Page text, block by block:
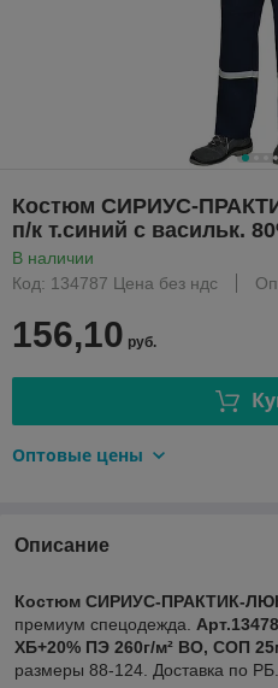
Костюм СИРИУС-
п/к т.синий с васильк.
В наличии
Код: 134787 Цена без ндс
156,10 руб.
Оптовые цены
Описание
Костюм СИРИУС-ПРАКТИК-
премиум спецодежда.
ХБ+20% ПЭ 260г/м² ВО, СОП
размеры 88-124. Доставка по РБ.